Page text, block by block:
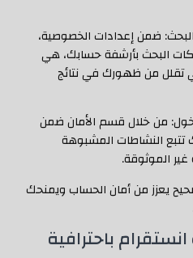
ضمن إعدادات الخصوصية،
البحث بأرشفة حسابك، هي
تقلل من ظهورك في نتائج
من خلال قسم الأمان ضمن
تتبع النشاطات المشبوهة
الموثوقة.
يعزز من أمان الحساب ويمنحك
باحترافية